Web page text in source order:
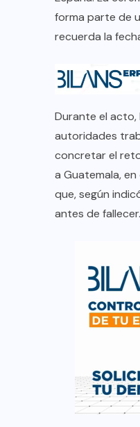
forma parte de
recuerda la
Durante el acto,
autoridades
concretar el
a Guatemala,
que, según
antes de fallecer.